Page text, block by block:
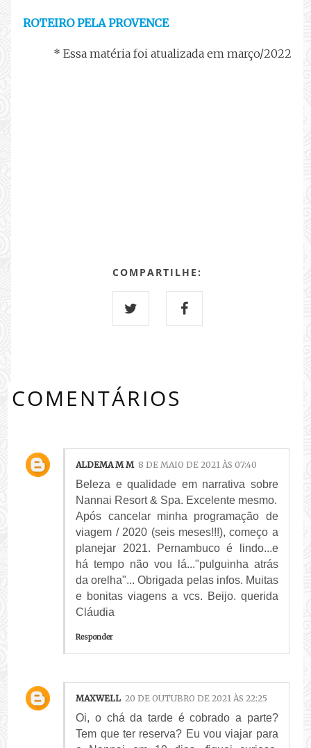
ROTEIRO PELA PROVENCE
* Essa matéria foi atualizada em março/2022
COMPARTILHE:
COMENTÁRIOS
ALDEMA M M 8 DE MAIO DE 2021 ÀS 07:40
Beleza e qualidade em narrativa sobre
Nannai Resort & Spa. Excelente mesmo.
Após cancelar minha programação de
viagem / 2020 (seis meses!!!), começo a
planejar 2021. Pernambuco é lindo...e
há tempo não vou lá..."pulguinha atrás
da orelha"... Obrigada pelas infos. Muitas
e bonitas viagens a vcs. Beijo. querida
Cláudia
Responder
MAXWELL 20 DE OUTUBRO DE 2021 ÀS 22:25
Oi, o chá da tarde é cobrado a parte?
Tem que ter reserva? Eu vou viajar para